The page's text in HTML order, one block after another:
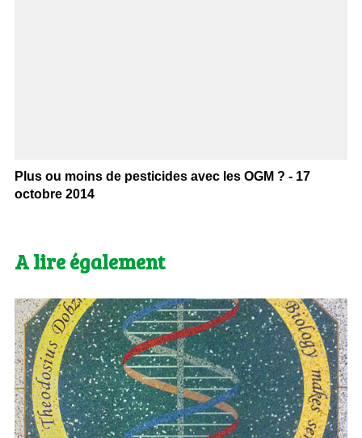
Plus ou moins de pesticides avec les OGM ? - 17
octobre 2014
A lire également